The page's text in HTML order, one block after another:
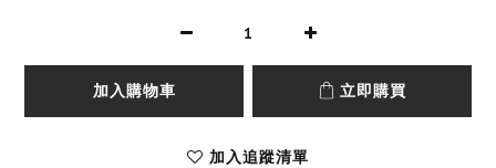
加入購物車 立即購買
加入追蹤清單